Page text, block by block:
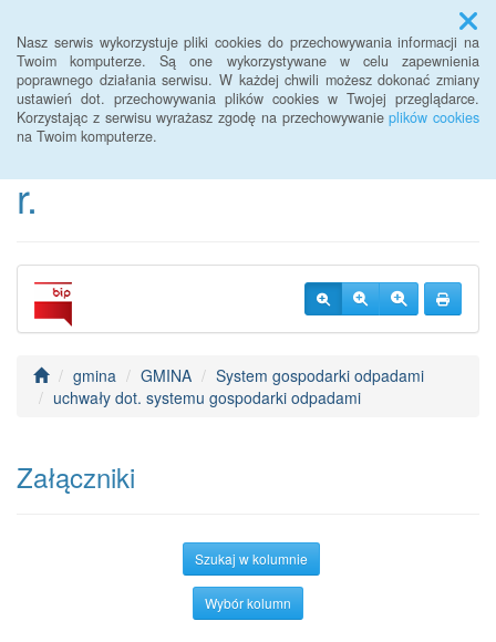
Nasz serwis wykorzystuje pliki cookies do przechowywania informacji na
Twoim komputerze. Są one wykorzystywane w celu zapewnienia
poprawnego działania serwisu. W każdej chwili możesz dokonać zmiany
ustawień dot. przechowywania plików cookies w Twojej przeglądarce.
Korzystając z serwisu wyrażasz zgodę na przechowywanieplików cookies
na Twoim komputerze.
Menu
BIP Urzędu Gminy
Janowice Wielkie od 2022
r.
gmina GMINA
System gospodarki odpadami
uchwały dot. systemu gospodarki odpadami
Załączniki
Szukaj w kolumnie
Wybór kolumn